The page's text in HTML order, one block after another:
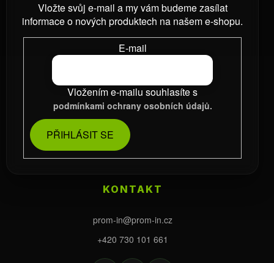
Vložte svůj e-mail a my vám budeme zasílat
informace o nových produktech na našem e-shopu.
E-mail
Vložením e-mailu souhlasíte s
podmínkami ochrany osobních údajů.
PŘIHLÁSIT SE
KONTAKT
prom-in@prom-in.cz
+420 730 101 661